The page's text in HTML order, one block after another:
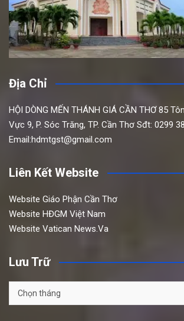
Địa Chỉ
HỘI DÒNG MẾN THÁNH GIÁ CẦN THƠ 85
Vực 9, P. Sóc Trăng, TP. Cần Thơ Sđt: 0299
Email:hdmtgst@gmail.com
Liên Kết Website
Website Giáo Phận Cần Thơ
Website HĐGM Việt Nam
Website Vatican News.Va
Lưu Trữ
Lưu
Trữ